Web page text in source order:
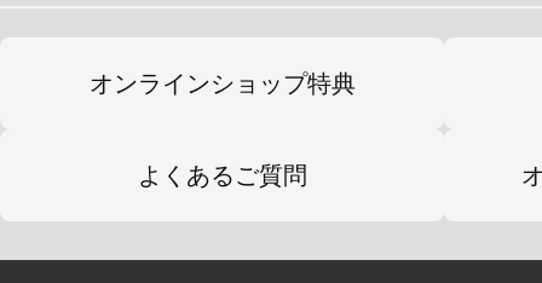
オンラインショップ特典
よくあるご質問